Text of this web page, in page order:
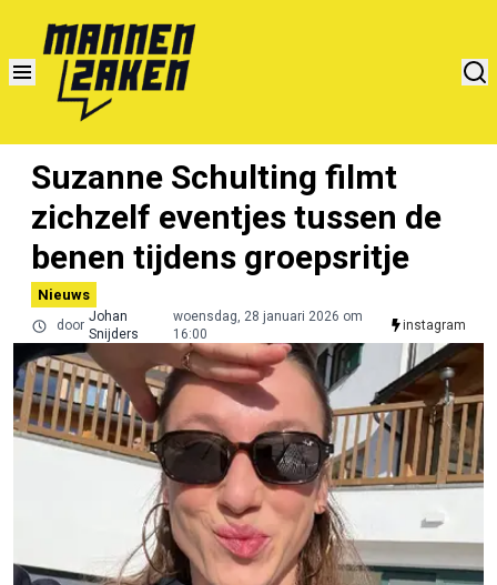
Suzanne Schulting filmt
zichzelf eventjes tussen de
benen tijdens groepsritje
Nieuws
door
Johan
Snijders
woensdag, 28 januari 2026 om
16:00
instagram